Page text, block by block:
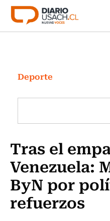
Click acá para ir
Investigación
Cultura
Programas Radio y
Deporte
Tras el
Venezuela:
ByN por
refuerzos